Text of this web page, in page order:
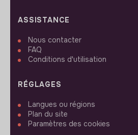
ASSISTANCE
Nous contacter
FAQ
Conditions d'utilisation
RÉGLAGES
Langues ou régions
Plan du site
Paramètres des cookies